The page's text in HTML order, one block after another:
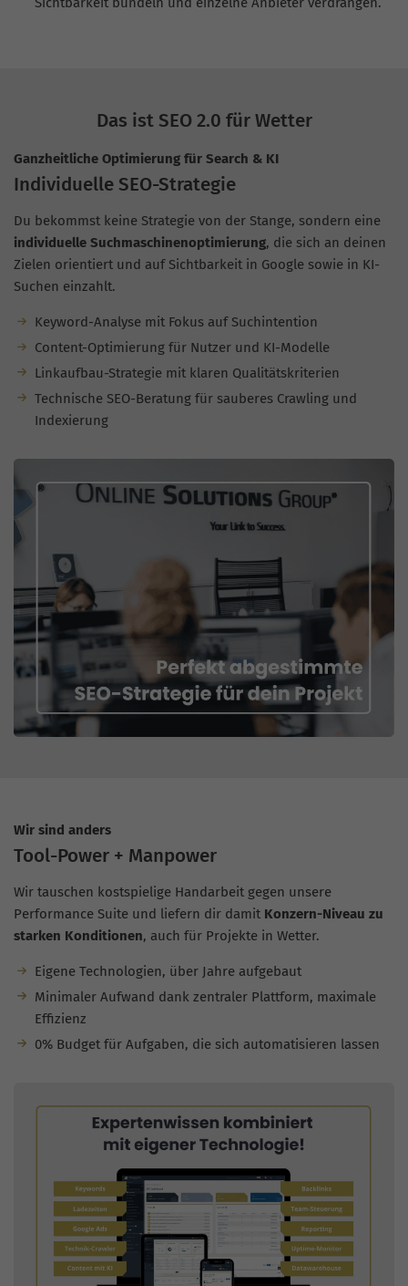
Das ist SEO 2.0 für Wetter
Ganzheitliche Optimierung für Search & KI
Individuelle SEO-Strategie
Du bekommst keine Strategie von der Stange, sondern eine
individuelle Suchmaschinenoptimierung, die sich an deinen
Zielen orientiert und auf Sichtbarkeit in Google sowie in KI-
Suchen einzahlt.
Keyword-Analyse mit Fokus auf Suchintention
Content-Optimierung für Nutzer und KI-Modelle
Linkaufbau-Strategie mit klaren Qualitätskriterien
Technische SEO-Beratung für sauberes Crawling und
Indexierung
Wir sind anders
Tool-Power + Manpower
Wir tauschen kostspielige Handarbeit gegen unsere
Performance Suite und liefern dir damit Konzern-Niveau zu
starken Konditionen, auch für Projekte in Wetter.
Eigene Technologien, über Jahre aufgebaut
Minimaler Aufwand dank zentraler Plattform, maximale
Effizienz
0% Budget für Aufgaben, die sich automatisieren lassen